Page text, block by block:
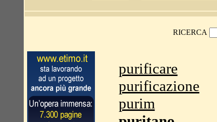
RICERCA
purificare
purificazione
purim